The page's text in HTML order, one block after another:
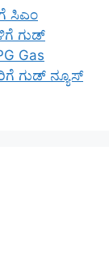
ಸಿಎಂ
ಗುಡ್
Gas
ಗುಡ್ ನ್ಯೂಸ್